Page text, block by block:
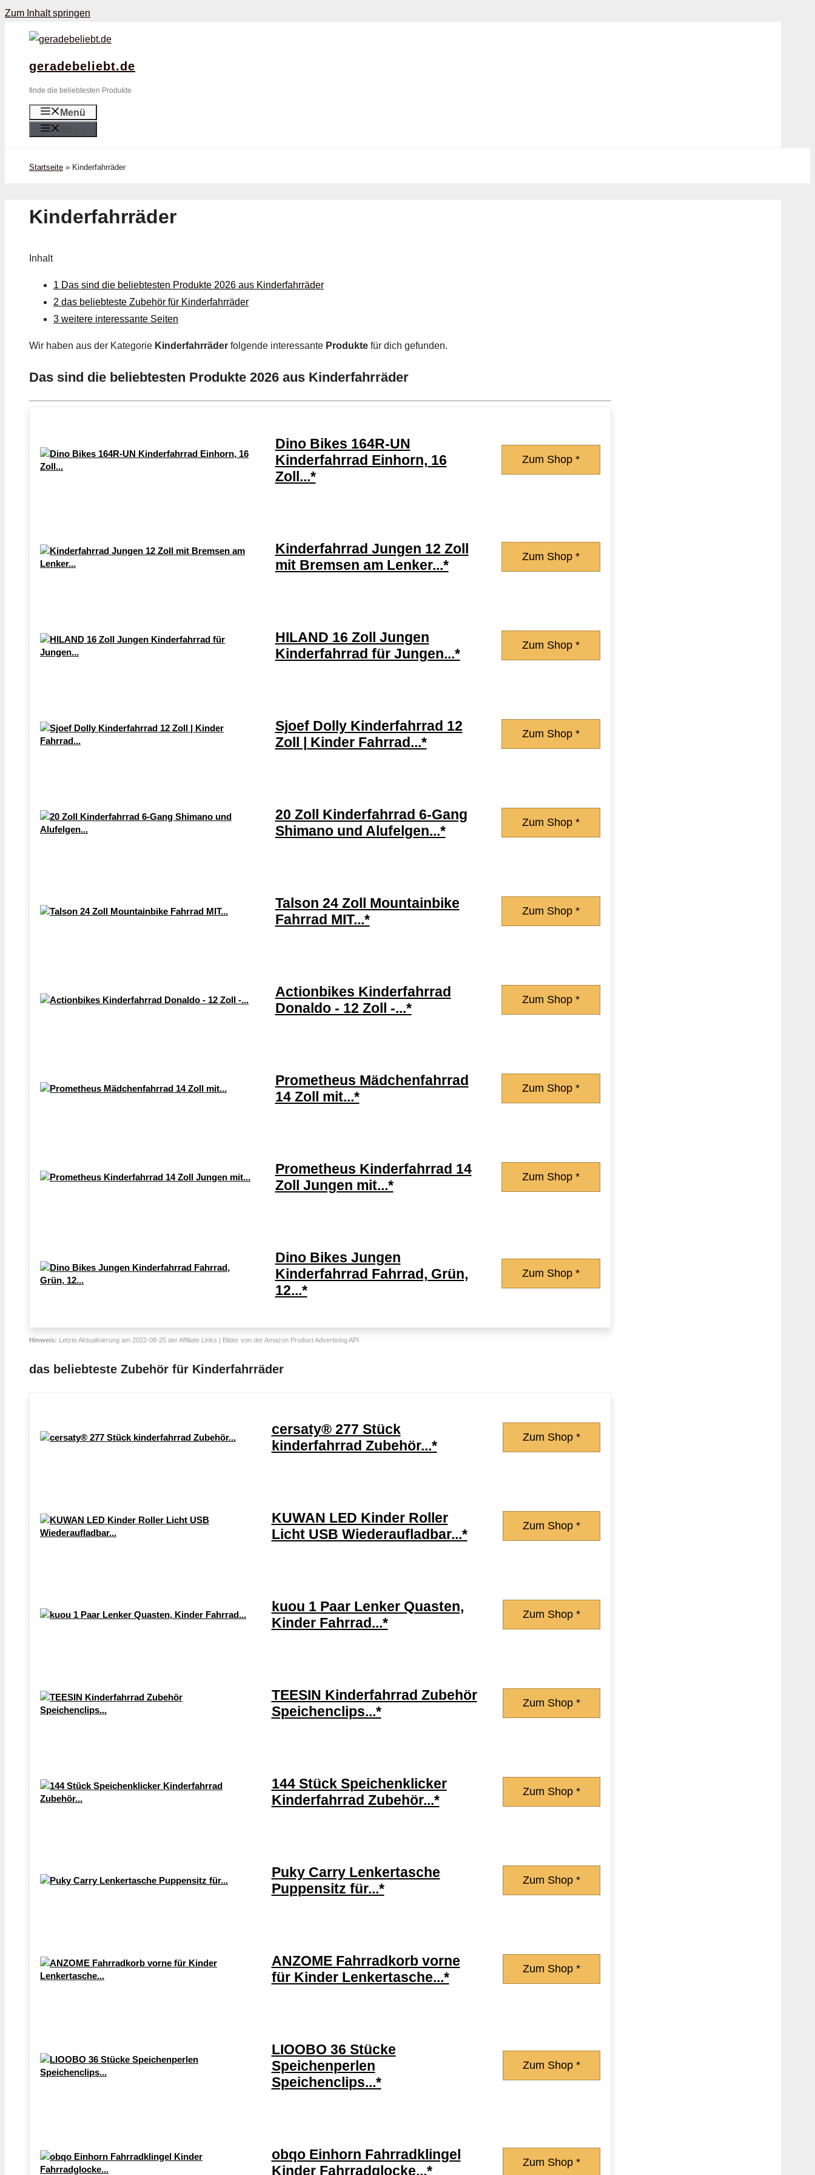
Zum Inhalt springen
geradebeliebt.de
finde die beliebtesten Produkte
Menü
Startseite » Kinderfahrräder
Kinderfahrräder
Inhalt
1 Das sind die beliebtesten Produkte 2026 aus Kinderfahrräder
2 das beliebteste Zubehör für Kinderfahrräder
3 weitere interessante Seiten
Wir haben aus der Kategorie Kinderfahrräder folgende interessante Produkte für dich gefunden.
Das sind die beliebtesten Produkte 2026 aus Kinderfahrräder
Dino Bikes 164R-UN
Kinderfahrrad Einhorn, 16
Zoll...*
Zum Shop *
Kinderfahrrad Jungen 12 Zoll
mit Bremsen am Lenker...*
Zum Shop *
HILAND 16 Zoll Jungen
Kinderfahrrad für Jungen...*
Zum Shop *
Sjoef Dolly Kinderfahrrad 12
Zoll | Kinder Fahrrad...*
Zum Shop *
20 Zoll Kinderfahrrad 6-Gang
Shimano und Alufelgen...*
Zum Shop *
Talson 24 Zoll Mountainbike
Fahrrad MIT...*
Zum Shop *
Actionbikes Kinderfahrrad
Donaldo - 12 Zoll -...*
Zum Shop *
Prometheus Mädchenfahrrad
14 Zoll mit...*
Zum Shop *
Prometheus Kinderfahrrad 14
Zoll Jungen mit...*
Zum Shop *
Dino Bikes Jungen
Kinderfahrrad Fahrrad, Grün,
12...*
Zum Shop *
Hinweis: Letzte Aktualisierung am 2022-08-25 der Affiliate Links | Bilder von der Amazon Product Advertising API
das beliebteste Zubehör für Kinderfahrräder
cersaty® 277 Stück
kinderfahrrad Zubehör...*
Zum Shop *
KUWAN LED Kinder Roller
Licht USB Wiederaufladbar...*
Zum Shop *
kuou 1 Paar Lenker Quasten,
Kinder Fahrrad...*
Zum Shop *
TEESIN Kinderfahrrad Zubehör
Speichenclips...*
Zum Shop *
144 Stück Speichenklicker
Kinderfahrrad Zubehör...*
Zum Shop *
Puky Carry Lenkertasche
Puppensitz für...*
Zum Shop *
ANZOME Fahrradkorb vorne
für Kinder Lenkertasche...*
Zum Shop *
LIOOBO 36 Stücke
Speichenperlen
Speichenclips...*
Zum Shop *
obqo Einhorn Fahrradklingel
Kinder Fahrradglocke...*
Zum Shop *